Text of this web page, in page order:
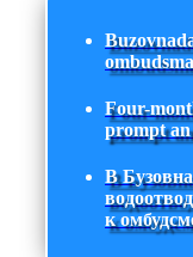
Four-
prompt an
В
к